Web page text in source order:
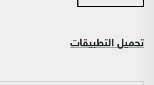
تحميل التطبيقات